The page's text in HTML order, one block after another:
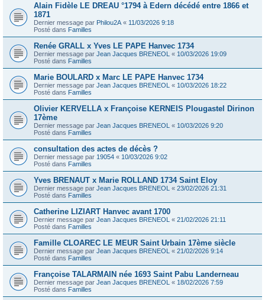
Alain Fidèle LE DREAU °1794 à Edern décédé entre 1866 et
1871
Dernier message par Philou2A « 11/03/2026 9:18
Posté dans Familles
Renée GRALL x Yves LE PAPE Hanvec 1734
Dernier message par Jean Jacques BRENEOL « 10/03/2026 19:09
Posté dans Familles
Marie BOULARD x Marc LE PAPE Hanvec 1734
Dernier message par Jean Jacques BRENEOL « 10/03/2026 18:22
Posté dans Familles
Olivier KERVELLA x Françoise KERNEIS Plougastel Dirinon
17ème
Dernier message par Jean Jacques BRENEOL « 10/03/2026 9:20
Posté dans Familles
consultation des actes de décès ?
Dernier message par 19054 « 10/03/2026 9:02
Posté dans Familles
Yves BRENAUT x Marie ROLLAND 1734 Saint Eloy
Dernier message par Jean Jacques BRENEOL « 23/02/2026 21:31
Posté dans Familles
Catherine LIZIART Hanvec avant 1700
Dernier message par Jean Jacques BRENEOL « 21/02/2026 21:11
Posté dans Familles
Famille CLOAREC LE MEUR Saint Urbain 17ème siècle
Dernier message par Jean Jacques BRENEOL « 21/02/2026 9:14
Posté dans Familles
Françoise TALARMAIN née 1693 Saint Pabu Landerneau
Dernier message par Jean Jacques BRENEOL « 18/02/2026 7:59
Posté dans Familles